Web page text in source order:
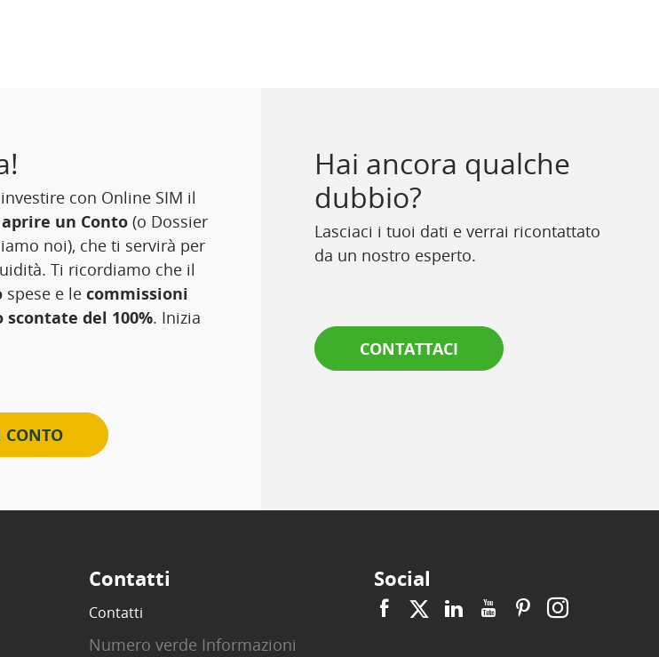
con Online SIM il
aprire un Conto (o Dossier
noi), che ti servirà per
Ti ricordiamo che il
spese e le commissioni
del 100%. Inizia
CONTO
Hai ancora qualche
dubbio?
Lasciaci i tuoi dati e verrai ricontattato
da un nostro esperto.
CONTATTACI
Contatti
Contatti
Numero verde Informazioni
Social